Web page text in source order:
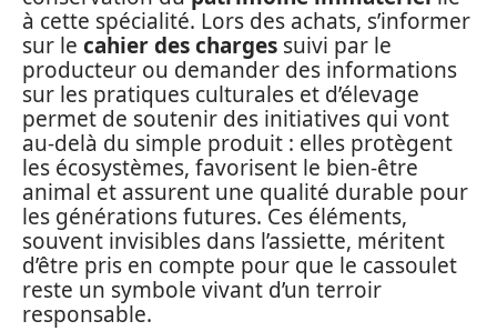
à cette spécialité. Lors des achats, s’informer
sur le cahier des charges suivi par le
producteur ou demander des informations
sur les pratiques culturales et d’élevage
permet de soutenir des initiatives qui vont
au-delà du simple produit : elles protègent
les écosystèmes, favorisent le bien-être
animal et assurent une qualité durable pour
les générations futures. Ces éléments,
souvent invisibles dans l’assiette, méritent
d’être pris en compte pour que le cassoulet
reste un symbole vivant d’un terroir
responsable.